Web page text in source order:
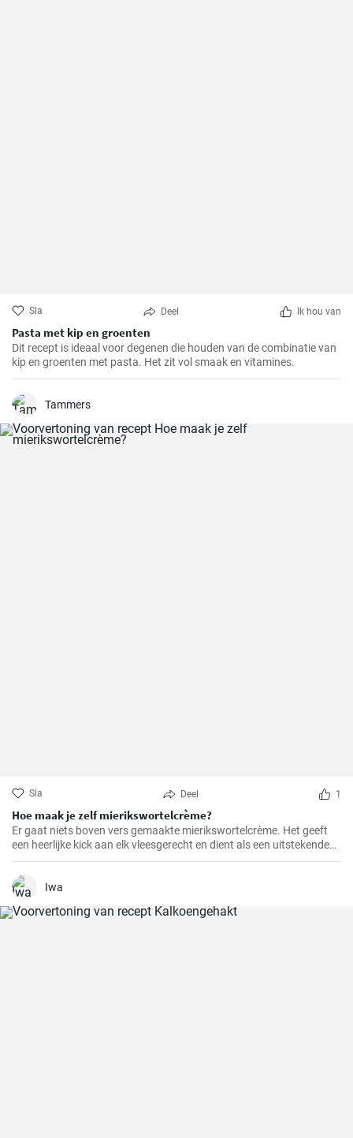
Sla Deel Ik hou van
Pasta met kip en groenten
Dit recept is ideaal voor degenen die houden van de combinatie van
kip en groenten met pasta. Het zit vol smaak en vitamines.
Tammers
Sla Deel 1
Hoe maak je zelf mierikswortelcrème?
Er gaat niets boven vers gemaakte mierikswortelcrème. Het geeft
een heerlijke kick aan elk vleesgerecht en dient als een uitstekende
smaakmaker voor sandwiches.
Iwa